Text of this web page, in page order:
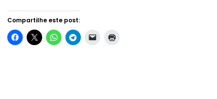
Compartilhe este post: